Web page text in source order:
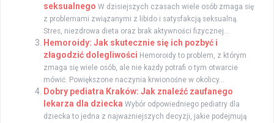
seksualnego W dzisiejszych czasach wiele osób zmaga się
z problemami związanymi z libido i satysfakcją seksualną.
Stres, niezdrowa dieta oraz brak aktywności fizycznej...
Hemoroidy: Jak skutecznie się ich pozbyć i
złagodzić dolegliwości Hemoroidy to problem, z którym
zmaga się wiele osób, ale nie każdy potrafi o tym otwarcie
mówić. Powiększone naczynia krwionośne w okolicy...
Dobry pediatra Kraków: Jak znaleźć zaufanego
lekarza dla dziecka Wybór odpowiedniego pediatry dla
dziecka to jedna z najważniejszych decyzji, jakie podejmują